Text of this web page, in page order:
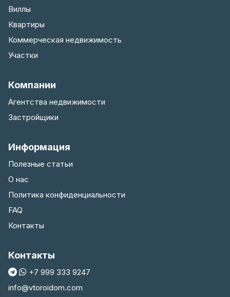
Виллы
Квартиры
Коммерческая недвижимость
Участки
Компании
Агентства недвижимости
Застройщики
Информация
Полезные статьи
О нас
Политика конфиденциальности
FAQ
Контакты
Контакты
+7 999 333 9247
info@vtoroidom.com